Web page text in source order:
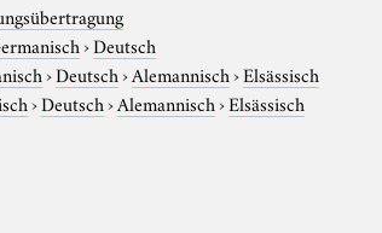
›Deutsch
›Deutsch›Alemannisch›Elsässisch
›Deutsch›Alemannisch›Elsässisch